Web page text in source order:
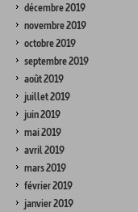
décembre 2019
novembre 2019
octobre 2019
septembre 2019
août 2019
juillet 2019
juin 2019
mai 2019
avril 2019
mars 2019
février 2019
janvier 2019